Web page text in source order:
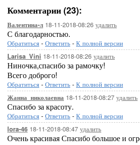
Комментарии (23):
Валентина-л 18-11-2018-08:26 удалить
С благодарностью.
Обратиться - Ответить - К полной версии
Larisa_Vini 18-11-2018-08:26 удалить
Ниночка,спасибо за рамочку!
Всего доброго!
Обратиться - Ответить - К полной версии
Жанна_николаевна 18-11-2018-08:27 удалить
Спасибо за красоту.
Обратиться - Ответить - К полной версии
lora-46 18-11-2018-08:47 удалить
Очень красивая Спасибо большое и